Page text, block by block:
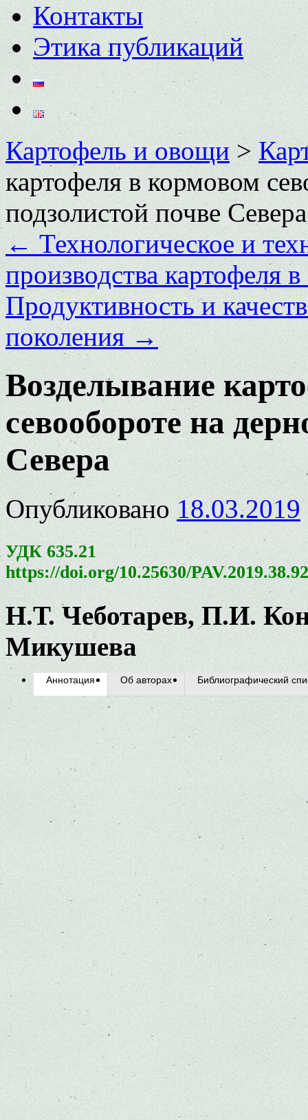
Контакты
Этика публикаций
Картофель и овощи>
картофеля в кормовом
подзолистой почве Севера
←Технологическое и
производства картофеля
Продуктивность и
поколения→
Возделывание
севообороте на
Севера
Опубликовано 18.03.2019
УДК 635.21
https://doi.org/10.25630/
Н.Т. Чеботарев, П.И.
Микушева
Аннотация Об авторах Библиографический